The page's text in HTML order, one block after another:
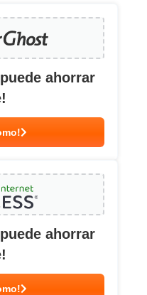
ahorrar
ahorrar